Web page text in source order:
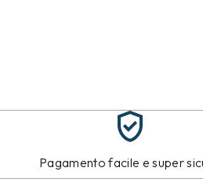
Pagamento facile e super